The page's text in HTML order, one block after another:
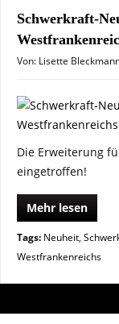
Schwerkraft-
Von: Lisette
Die Erweiterung
eingetroffen!
Mehr lesen
Tags: Neuheit,
Westfrankenreichs